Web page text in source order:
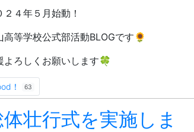
２４年５月始動！
高等学校公式部活動BLOGです🌻
よろしくお願いします🍀
！ 63
壮行式を実施しま